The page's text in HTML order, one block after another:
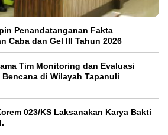
Penandatanganan Fakta
Caba dan Gel III Tahun 2026
Tim Monitoring dan Evaluasi
di Wilayah Tapanuli
023/KS Laksanakan Karya Bakti